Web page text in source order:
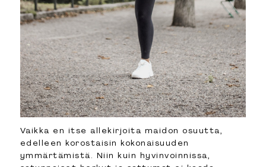
Vaikka en itse allekirjoita maidon osuutta,
edelleen korostaisin kokonaisuuden
ymmärtämistä. Niin kuin hyvinvoinnissa,